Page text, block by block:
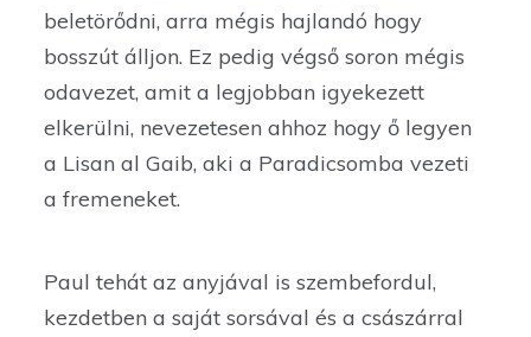
beletörődni, arra mégis hajlandó hogy
bosszút álljon. Ez pedig végső soron mégis
odavezet, amit a legjobban igyekezett
elkerülni, nevezetesen ahhoz hogy ő legyen
a Lisan al Gaib, aki a Paradicsomba vezeti
a fremeneket.
Paul tehát az anyjával is szembefordul,
kezdetben a saját sorsával és a császárral